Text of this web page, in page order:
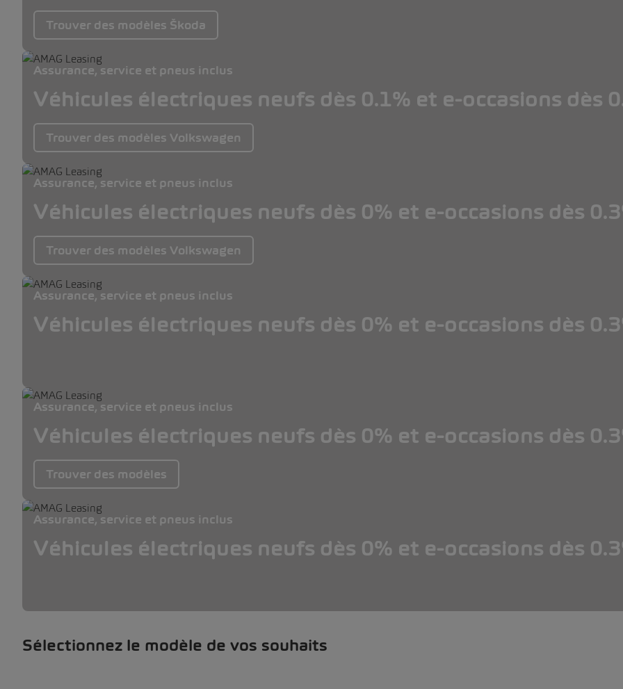
Trouver des modèles Škoda
Assurance, service et pneus inclus
Véhicules électriques neufs dès 0.1% et e-occasions dès
Trouver des modèles Volkswagen
Assurance, service et pneus inclus
Véhicules électriques neufs dès 0% et e-occasions dès
Trouver des modèles Volkswagen
Assurance, service et pneus inclus
Véhicules électriques neufs dès 0% et e-occasions dès
Assurance, service et pneus inclus
Véhicules électriques neufs dès 0% et e-occasions dès
Trouver des modèles
Assurance, service et pneus inclus
Véhicules électriques neufs dès 0% et e-occasions dès
Sélectionnez le modèle de vos souhaits